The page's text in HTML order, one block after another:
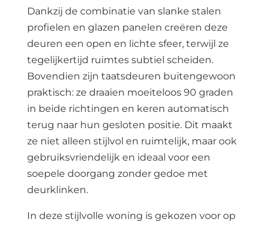
Dankzij de combinatie van slanke stalen
profielen en glazen panelen creëren deze
deuren een open en lichte sfeer, terwijl ze
tegelijkertijd ruimtes subtiel scheiden.
Bovendien zijn taatsdeuren buitengewoon
praktisch: ze draaien moeiteloos 90 graden
in beide richtingen en keren automatisch
terug naar hun gesloten positie. Dit maakt
ze niet alleen stijlvol en ruimtelijk, maar ook
gebruiksvriendelijk en ideaal voor een
soepele doorgang zonder gedoe met
deurklinken.
In deze stijlvolle woning is gekozen voor op